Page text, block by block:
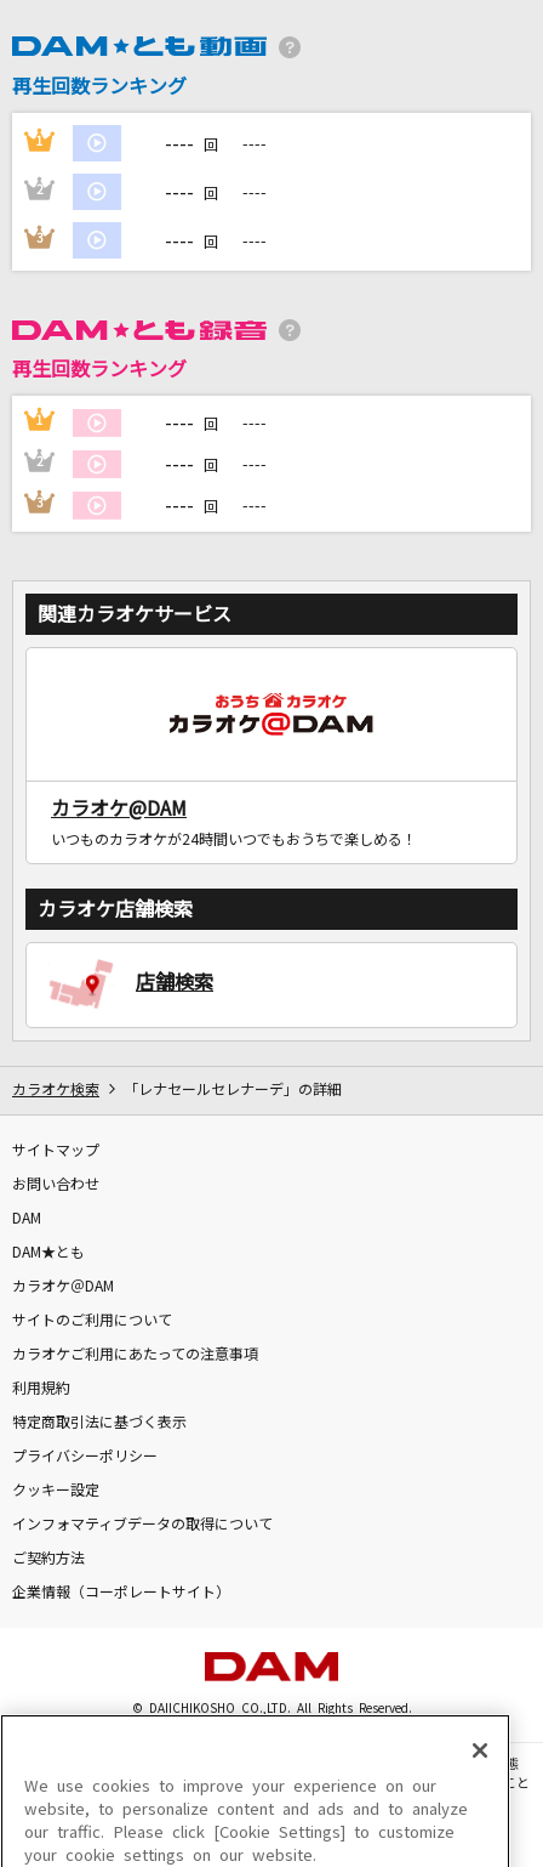
DAMの新曲・ランキングなど
カラオケをもっと楽しもう！
自宅でカラオケ歌い放題！
再生回数ランキング
1 ---- 回 ----
2 ---- 回 ----
3 ---- 回 ----
再生回数ランキング
1 ---- 回 ----
2 ---- 回 ----
3 ---- 回 ----
関連カラオケサービス
カラオケ@DAM
いつものカラオケが24時間いつでもおうちで楽しめる！
カラオケ店舗検索
店舗検索
カラオケ検索 「レナセールセレナーデ」の詳細
サイトマップ
お問い合わせ
DAM
DAM★とも
カラオケ＠DAM
サイトのご利用について
カラオケご利用にあたっての注意事項
利用規約
特定商取引法に基づく表示
プライバシーポリシー
クッキー設定
インフォマティブデータの取得について
ご契約方法
企業情報（コーポレートサイト）
© DAIICHIKOSHO CO.,LTD. All Rights Reserved.
このサイトに掲載されている一切の文章・画像・写真・動画・音声等を、手段や形態
を問わず、著作権法の定める範囲を超えて無断で複製、転載、ファイル化などすること
を禁じます。
楽曲及びコンテンツは、機種によりご利用いただけない場合があります。
楽曲及びコンテンツの配信日、配信内容が変更になる場合があります。
We use cookies to improve your experience on our
website, to personalize content and ads and to analyze
our traffic. Please click [Cookie Settings] to customize
your cookie settings on our website.